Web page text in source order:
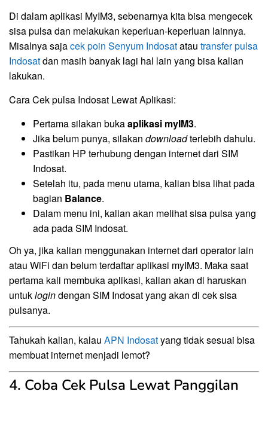
Di dalam aplikasi MyIM3, sebenarnya kita bisa mengecek
sisa pulsa dan melakukan keperluan-keperluan lainnya.
Misalnya sajacek poin Senyum Indosatatau transfer pulsa
Indosatdan masih banyak lagi hal lain yang bisa kalian
lakukan.
Cara Cek pulsa Indosat Lewat Aplikasi:
Pertama silakan bukaaplikasi myIM3.
Jika belum punya, silakan downloadterlebih dahulu.
Pastikan HP terhubung dengan internet dari SIM
Indosat.
Setelah itu, pada menu utama, kalian bisa lihat pada
bagian Balance.
Dalam menu ini, kalian akan melihat sisa pulsa yang
ada pada SIM Indosat.
Oh ya, jika kalian menggunakan internet dari operator lain
atau WiFi dan belum terdaftar aplikasi myIM3. Maka saat
pertama kali membuka aplikasi, kalian akan di haruskan
untuklogindengan SIM Indosat yang akan di cek sisa
pulsanya.
Tahukah kalian, kalau APN Indosatyang tidak sesuai bisa
membuat internet menjadi lemot?
4. Coba Cek Pulsa Lewat Panggilan